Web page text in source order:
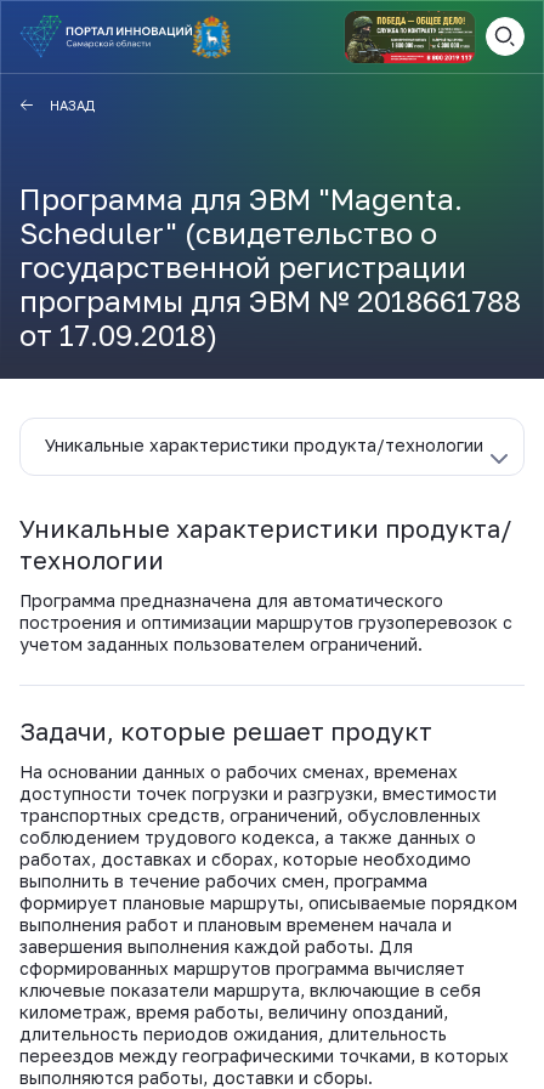
НАЗАД
Программа для ЭВМ "Magenta.
Scheduler" (свидетельство о
государственной регистрации
программы для ЭВМ № 2018661788
от 17.09.2018)
Уникальные характеристики продукта/технологии
Уникальные характеристики продукта/
технологии
Программа предназначена для автоматического
построения и оптимизации маршрутов грузоперевозок с
учетом заданных пользователем ограничений.
Задачи, которые решает продукт
На основании данных о рабочих сменах, временах
доступности точек погрузки и разгрузки, вместимости
транспортных средств, ограничений, обусловленных
соблюдением трудового кодекса, а также данных о
работах, доставках и сборах, которые необходимо
выполнить в течение рабочих смен, программа
формирует плановые маршруты, описываемые порядком
выполнения работ и плановым временем начала и
завершения выполнения каждой работы. Для
сформированных маршрутов программа вычисляет
ключевые показатели маршрута, включающие в себя
километраж, время работы, величину опозданий,
длительность периодов ожидания, длительность
переездов между географическими точками, в которых
выполняются работы, доставки и сборы.
Актуальные конкурсы
Анонсы публикаций
Новости компании
ЗАКРЫТЬ
ВАМ СЮДА
ПОЛЕЗНЫЕ СТАТЬИ И
КАЖДЫЙ ДЕНЬ
ПОДПИСЫВАЙТЕСЬ
Телеграм